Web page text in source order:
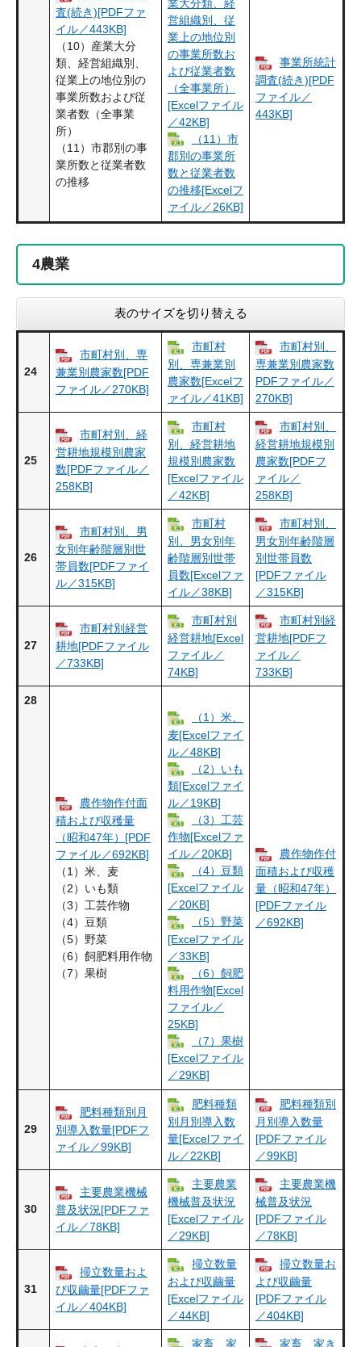
査(続き)[PDFファ
イル／443KB]
（10）産業大分
類、経営組織別、
従業上の地位別の
事業所数および従
業者数（全事業
所）
（11）市郡別の事
業所数と従業者数
の推移
業大分類、経
営組織別、従
業上の地位別
の事業所数お
よび従業者数
（全事業所）
[Excelファイル
／42KB]
（11）市
郡別の事業所
数と従業者数
の推移[Excelフ
ァイル／26KB]
事業所統計
調査(続き)[PDF
ファイル／
443KB]
4農業
表のサイズを切り替える
24
市町村別、専
兼業別農家数[PDF
ファイル／270KB]
市町村
別、専兼業別
農家数[Excelフ
ァイル／41KB]
市町村別、
専兼業別農家数
PDFファイル／
270KB]
25
市町村別、経
営耕地規模別農家
数[PDFファイル／
258KB]
市町村
別、経営耕地
規模別農家数
[Excelファイル
／42KB]
市町村別、
経営耕地規模別
農家数[PDFフ
ァイル／
258KB]
26
市町村別、男
女別年齢階層別世
帯員数[PDFファイ
ル／315KB]
市町村
別、男女別年
齢階層別世帯
員数[Excelファ
イル／38KB]
市町村別、
男女別年齢階層
別世帯員数
[PDFファイル
／315KB]
27
市町村別経営
耕地[PDFファイル
／733KB]
市町村別
経営耕地[Excel
ファイル／
74KB]
市町村別経
営耕地[PDFフ
ァイル／
733KB]
28
農作物作付面
積および収穫量
（昭和47年）[PDF
ファイル／692KB]
（1）米、麦
（2）いも類
（3）工芸作物
（4）豆類
（5）野菜
（6）飼肥料用作物
（7）果樹
（1）米、
麦[Excelファイ
ル／48KB]
（2）いも
類[Excelファイ
ル／19KB]
（3）工芸
作物[Excelファ
イル／20KB]
（4）豆類
[Excelファイル
／20KB]
（5）野菜
[Excelファイル
／33KB]
（6）飼肥
料用作物[Excel
ファイル／
25KB]
（7）果樹
[Excelファイル
／29KB]
農作物作付
面積および収穫
量（昭和47年）
[PDFファイル
／692KB]
29
肥料種類別月
別導入数量[PDFフ
ァイル／99KB]
肥料種類
別月別導入数
量[Excelファイ
ル／22KB]
肥料種類別
月別導入数量
[PDFファイル
／99KB]
30
主要農業機械
普及状況[PDFファ
イル／78KB]
主要農業
機械普及状況
[Excelファイル
／29KB]
主要農業機
械普及状況
[PDFファイル
／78KB]
31
掃立数量およ
び収繭量[PDFファ
イル／404KB]
掃立数量
および収繭量
[Excelファイル
／44KB]
掃立数量お
よび収繭量
[PDFファイル
／404KB]
家畜、家 家畜、家き